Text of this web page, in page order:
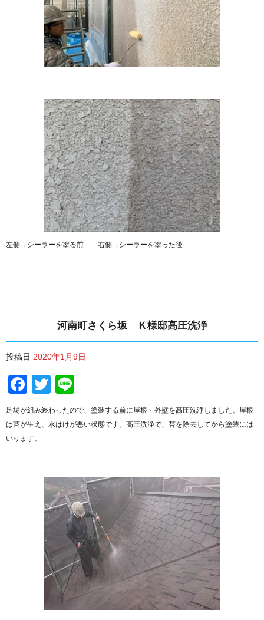
左側→シーラーを塗る前 右側→シーラーを塗った後
河南町さくら坂 Ｋ様邸高圧洗浄
投稿日 2020年1月9日
Facebook
Twitter
足場が組み終わったので、塗装する前に屋根・外壁を高圧洗浄しました。屋根
は苔が生え、水はけが悪い状態です。高圧洗浄で、苔を除去してから塗装には
いります。